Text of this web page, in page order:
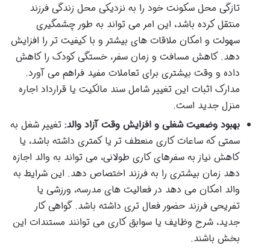
تازگی محل سکونت خود را به نزدیکی محل زندگی فرزند
منتقل کرده باشد، این امر می تواند به طور چشمگیری
سهولت و امکان ملاقات های بیشتر و با کیفیت تر را افزایش
دهد. کاهش مسافت و زمان سفر، خستگی کودک را کاهش
داده و وقت بیشتری برای تعاملات مفید فراهم می آورد.
مدارک اثبات این تغییر شامل سند مالکیت یا قرارداد اجاره
منزل جدید است.
بهبود وضعیت شغلی و افزایش وقت آزاد والد: تغییر شغل به
سمتی که ساعات کاری منعطف تر یا کمتری داشته باشد، یا
کاهش نیاز به سفرهای کاری طولانی، می تواند به والد اجازه
دهد زمان بیشتری را به فرزند اختصاص دهد. این شرایط به
والد امکان می دهد در فعالیت های مدرسه، ورزشی یا
تفریحی فرزند حضور فعال تری داشته باشد. گواهی کار
جدید، شرح وظایف یا سوابق کاری می توانند مستندات این
بخش باشند.